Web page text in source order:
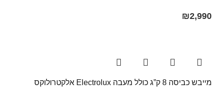
₪2,990
מייבש כביסה 8 ק”ג כולל מעבה Electrolux אלקטרולוקס